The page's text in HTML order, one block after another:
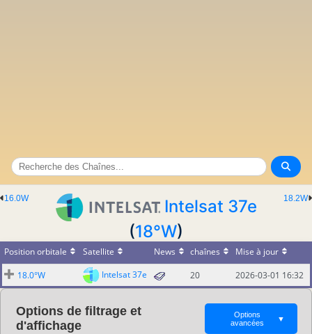
18.2W
16.0W
Intelsat 37e
(18°W)
Position orbitale Satellite News chaînes
Mise à jour
18.0°W
Intelsat 37e 20 2026-03-01 16:32
Options de filtrage et
d'affichage
Options
avancées
▼